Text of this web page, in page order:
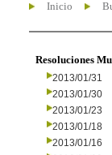
Inicio
Resoluciones
2013/01/31
2013/01/30
2013/01/23
2013/01/18
2013/01/16